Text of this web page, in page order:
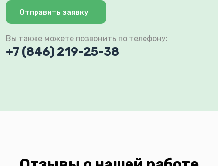
Отправить заявку
Вы также можете позвонить по телефону:
+7 (846) 219-25-38